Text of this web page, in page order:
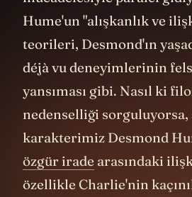
LOST'un belki de en
televizyon izleme
değiştirmesi oldu. Bugün
kültürünün bu kadar yaygın
Reddit'te her bölümün
edilmesinin, hayran
tartışmaların kökeninde